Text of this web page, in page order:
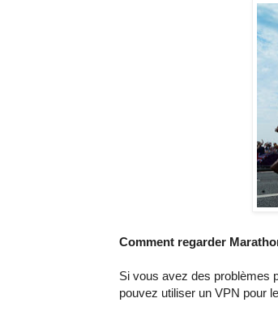
Comment regarder
Si vous avez des problèmes
pouvez utiliser un VPN pour